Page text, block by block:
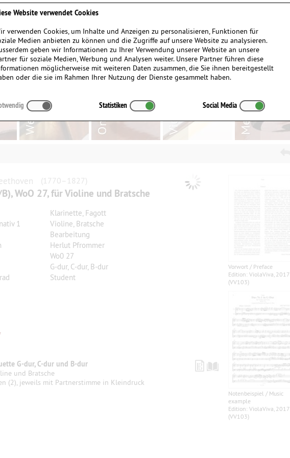
(1770–1827)
WoO 27, für Violine und Bratsche
Klarinette, Fagott
1
Violine, Bratsche
Bearbeitung
Herlut Pfrommer
Wo0 27
G-dur, C-dur, B-dur
Student
G-dur, C-dur und B-dur
und Bratsche
(2), jeweils mit Partnerstimme in Kleindruck
Vorwort / Preface
Edition: ViolaViva, 2017
(VV103)
Notenbeispiel / Music
example
Edition: ViolaViva, 2017
(VV103)
Website verwendet Cookies
verwenden Cookies, um Inhalte und Anzeigen zu personalisieren, Funktionen für
Medien anbieten zu können und die Zugriffe auf unsere Website zu analysieren.
geben wir Informationen zu Ihrer Verwendung unserer Website an unsere
für soziale Medien, Werbung und Analysen weiter. Unsere Partner führen diese
möglicherweise mit weiteren Daten zusammen, die Sie ihnen bereitgestellt
oder die sie im Rahmen Ihrer Nutzung der Dienste gesammelt haben.
Statistiken Social Media